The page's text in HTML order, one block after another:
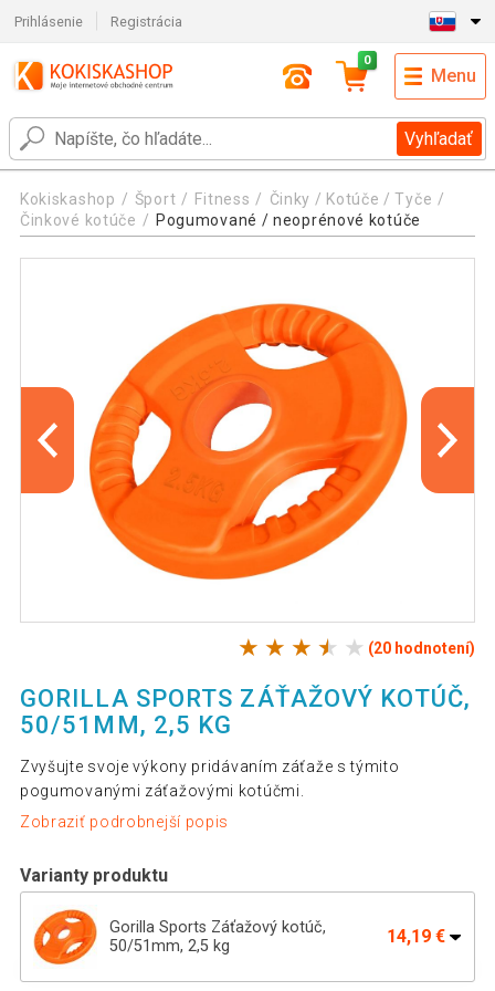
Prihlásenie Registrácia
Vyhľadať
0
Menu
Kokiskashop Šport Fitness
Činky / Kotúče / Tyče
Činkové kotúče
Pogumované / neoprénové kotúče
(20 hodnotení)
GORILLA SPORTS ZÁŤAŽOVÝ KOTÚČ,
50/51MM, 2,5 KG
Zvyšujte svoje výkony pridávaním záťaže s týmito
pogumovanými záťažovými kotúčmi.
Zobraziť podrobnejší popis
Varianty produktu
Gorilla Sports Záťažový kotúč,
50/51mm, 2,5 kg
14,19 €